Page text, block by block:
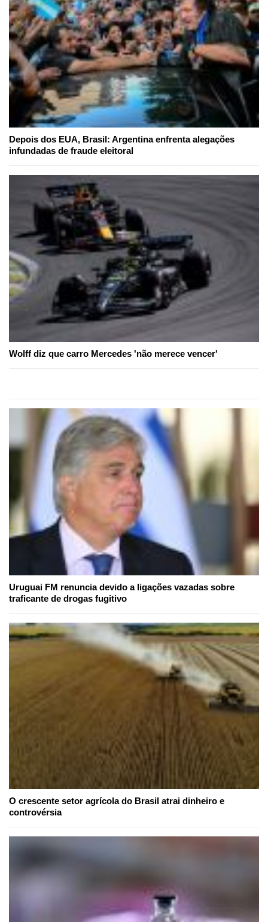
Depois dos EUA, Brasil: Argentina enfrenta alegações
infundadas de fraude eleitoral
Wolff diz que carro Mercedes 'não merece vencer'
Uruguai FM renuncia devido a ligações vazadas sobre
traficante de drogas fugitivo
O crescente setor agrícola do Brasil atrai dinheiro e
controvérsia